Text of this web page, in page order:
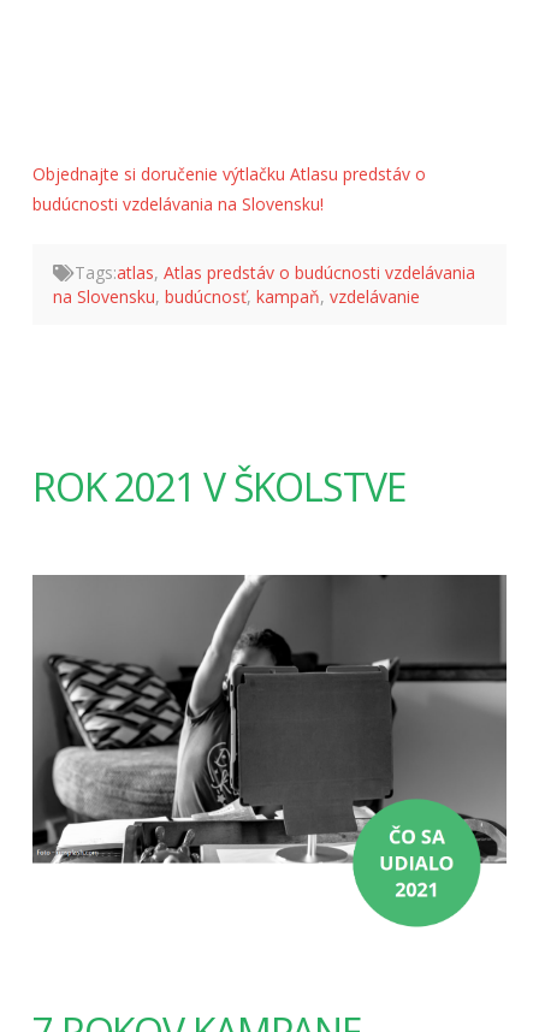
Objednajte si doručenie výtlačku Atlasu predstáv o
budúcnosti vzdelávania na Slovensku!
Tags:atlas,Atlas predstáv o budúcnosti vzdelávania
na Slovensku,budúcnosť,kampaň,vzdelávanie
ROK 2021 V ŠKOLSTVE